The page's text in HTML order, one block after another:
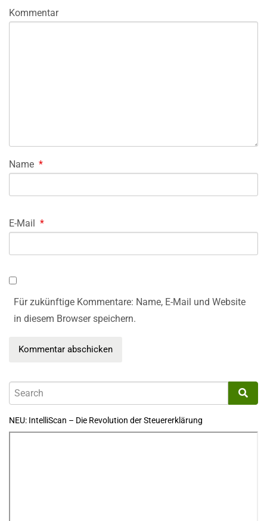
Kommentar
Name *
E-Mail *
Für zukünftige Kommentare: Name, E-Mail und Website
in diesem Browser speichern.
NEU: IntelliScan – Die Revolution der Steuererklärung